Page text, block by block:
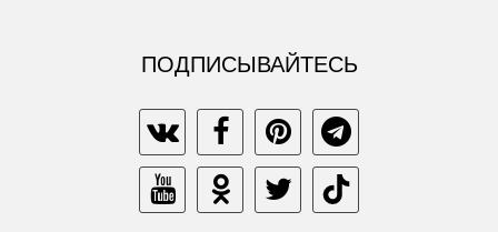
ПОДПИСЫВАЙТЕСЬ